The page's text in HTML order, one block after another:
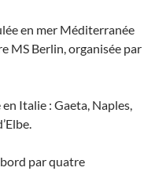
en mer Méditerranée
MS Berlin, organisée par
Italie : Gaeta, Naples,
par quatre